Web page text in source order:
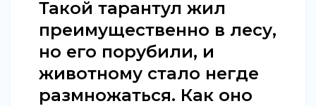
Такой тарантул жил
преимущественно в лесу,
но его порубили, и
животному стало негде
размножаться. Как оно